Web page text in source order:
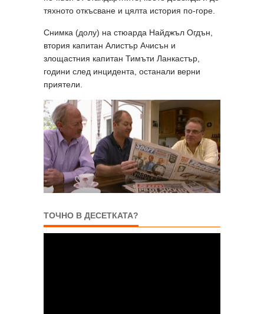
тяхното откъсване и цялта история по-горе.
Снимка (долу) на стюарда Найджъл Огдън,
втория капитан Алистър Ачисън и
злощастния капитан Тимъти Ланкастър,
години след инцидента, останали верни
приятели.
ТОЧНО В ДЕСЕТКАТА?